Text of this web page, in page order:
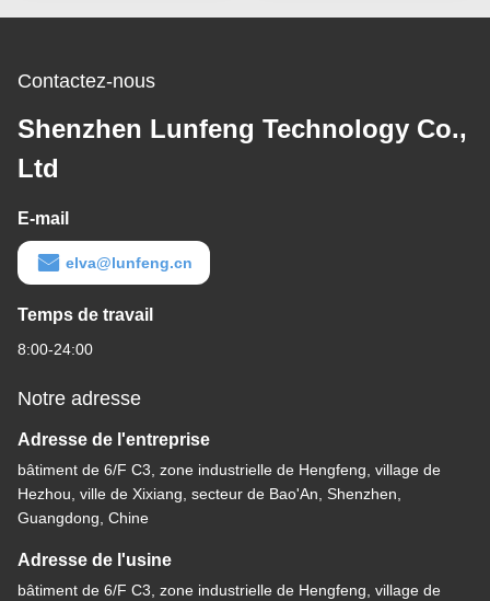
Contactez-nous
Shenzhen Lunfeng Technology Co.,
Ltd
E-mail
elva@lunfeng.cn
Temps de travail
8:00-24:00
Notre adresse
Adresse de l'entreprise
bâtiment de 6/F C3, zone industrielle de Hengfeng, village de
Hezhou, ville de Xixiang, secteur de Bao'An, Shenzhen,
Guangdong, Chine
Adresse de l'usine
bâtiment de 6/F C3, zone industrielle de Hengfeng, village de